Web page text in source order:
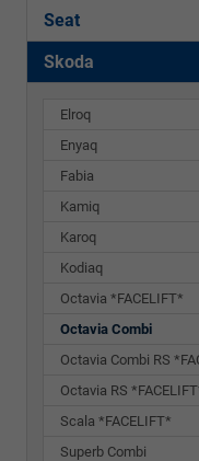
Seat
Skoda
Elroq
Enyaq
Fabia
Kamiq
Karoq
Kodiaq
Octavia *FACELIFT*
Octavia Combi
Octavia Combi RS
Octavia RS
Scala *FACELIFT*
Superb Combi